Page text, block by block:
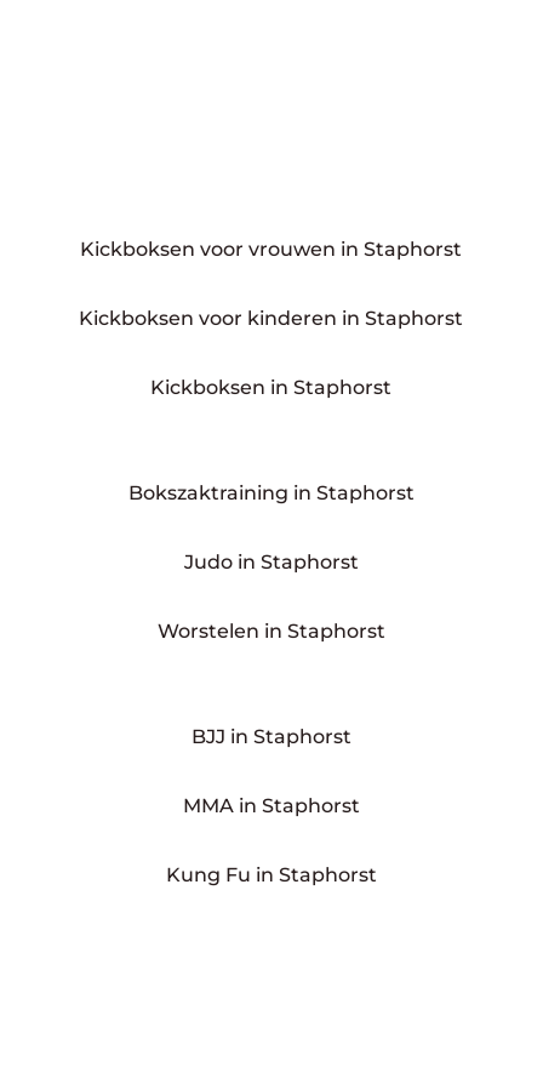
Kickboksen voor vrouwen in Staphorst
Kickboksen voor kinderen in Staphorst
Kickboksen in Staphorst
Bokszaktraining in Staphorst
Judo in Staphorst
Worstelen in Staphorst
BJJ in Staphorst
MMA in Staphorst
Kung Fu in Staphorst